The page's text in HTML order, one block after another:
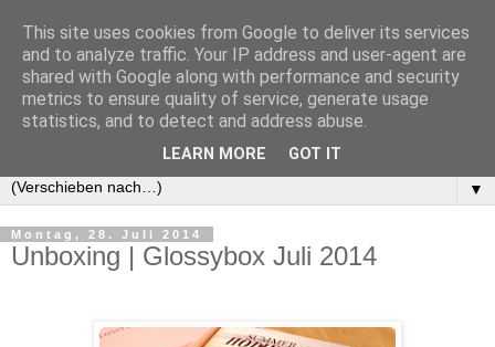
▼
Montag, 28. Juli 2014
Unboxing | Glossybox Juli 2014
This site uses cookies from Google to deliver its services
and to analyze traffic. Your IP address and user-agent are
shared with Google along with performance and security
metrics to ensure quality of service, generate usage
statistics, and to detect and address abuse.
LEARN MORE GOT IT